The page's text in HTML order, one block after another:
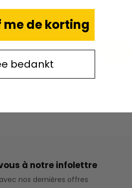
à notre infolettre
nos dernières offres
me de korting
bedankt